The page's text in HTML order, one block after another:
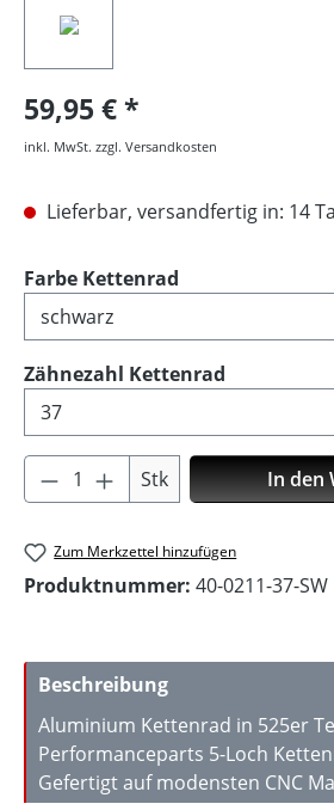
59,95 €
inkl. MwSt. zzgl. Versandkosten
Lieferbar, versandfertig in: 14
Farbe Kettenrad
Zähnezahl Kettenrad
Produkt Anzahl: Gib
Stk In den
Zum Merkzettel hinzufügen
Produktnummer: 40-0211-37-SW
Beschreibung
Aluminium Kettenrad in 525er
Performanceparts 5-Loch
Gefertigt auf modensten CNC